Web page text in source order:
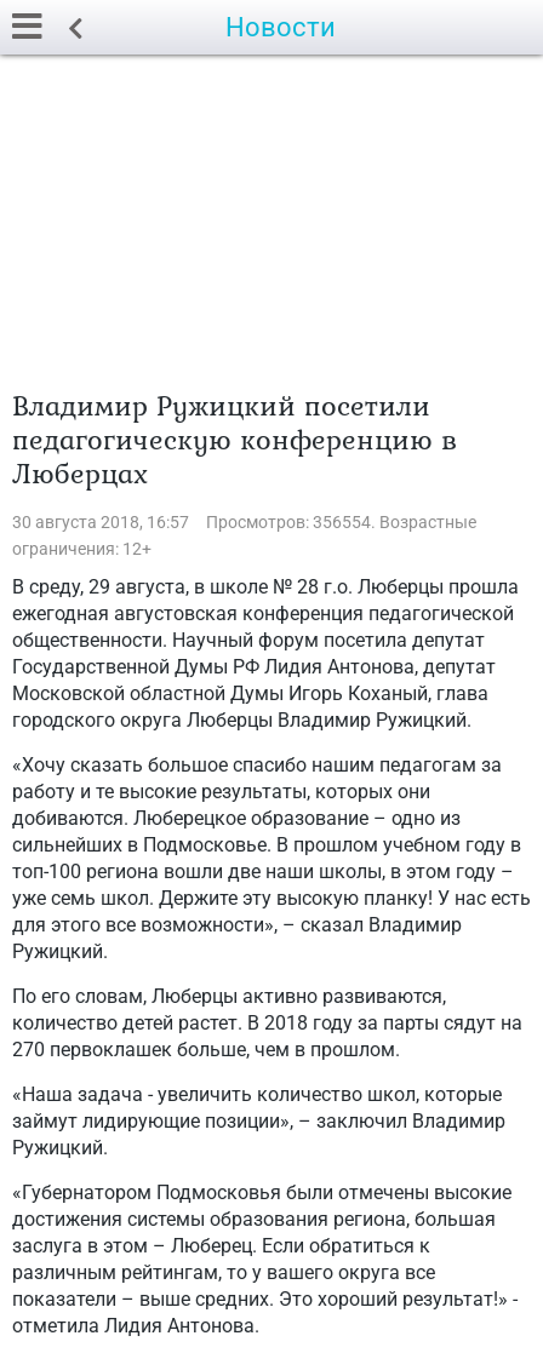
Новости
Владимир Ружицкий посетили
педагогическую конференцию в
Люберцах
30 августа 2018, 16:57
Просмотров: 356554. Возрастные
ограничения: 12+
В среду, 29 августа, в школе № 28 г.о. Люберцы прошла
ежегодная августовская конференция педагогической
общественности. Научный форум посетила депутат
Государственной Думы РФ Лидия Антонова, депутат
Московской областной Думы Игорь Коханый, глава
городского округа Люберцы Владимир Ружицкий.
«Хочу сказать большое спасибо нашим педагогам за
работу и те высокие результаты, которых они
добиваются. Люберецкое образование – одно из
сильнейших в Подмосковье. В прошлом учебном году в
топ-100 региона вошли две наши школы, в этом году –
уже семь школ. Держите эту высокую планку! У нас есть
для этого все возможности», – сказал Владимир
Ружицкий.
По его словам, Люберцы активно развиваются,
количество детей растет. В 2018 году за парты сядут на
270 первоклашек больше, чем в прошлом.
«Наша задача - увеличить количество школ, которые
займут лидирующие позиции», – заключил Владимир
Ружицкий.
«Губернатором Подмосковья были отмечены высокие
достижения системы образования региона, большая
заслуга в этом – Люберец. Если обратиться к
различным рейтингам, то у вашего округа все
показатели – выше средних. Это хороший результат!» -
отметила Лидия Антонова.